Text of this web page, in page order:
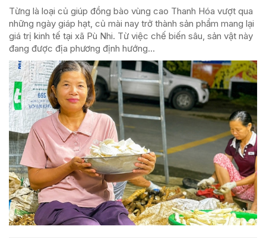
Từng là loại củ giúp đồng bào vùng cao Thanh Hóa vượt qua
những ngày giáp hạt, củ mài nay trở thành sản phẩm mang lại
giá trị kinh tế tại xã Pù Nhi. Từ việc chế biến sâu, sản vật này
đang được địa phương định hướng...